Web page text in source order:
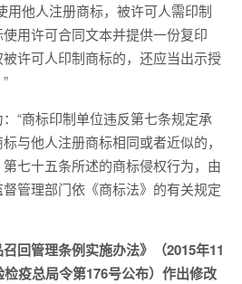
用他人注册商标，被许可人需印制
用许可合同文本并提供一份复印
许可人印制商标的，还应当出示授
：“商标印制单位违反第七条规定承
与他人注册商标相同或者近似的，
七十五条所述的商标侵权行为，由
管理部门依《商标法》的有关规定
回管理条例实施办法》（2015年11
疫总局令第176号公布）作出修改